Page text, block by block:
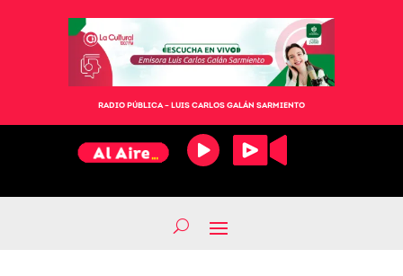
RADIO PÚBLICA – LUIS CARLOS GALÁN SARMIENTO